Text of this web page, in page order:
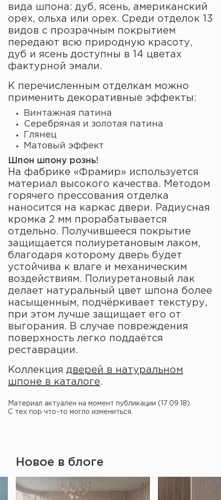
вида шпона: дуб, ясень, американский
орех, ольха или орех. Среди отделок 13
видов с прозрачным покрытием
передают всю природную красоту,
дуб и ясень доступны в 14 цветах
фактурной эмали.
К перечисленным отделкам можно
применить декоративные эффекты:
Винтажная патина
Серебряная и золотая патина
Глянец
Матовый эффект
Шпон шпону рознь!
На фабрике «Фрамир» используется
материал высокого качества. Методом
горячего прессования отделка
наносится на каркас двери. Радиусная
кромка 2 мм прорабатывается
отдельно. Получившееся покрытие
защищается полиуретановым лаком,
благодаря которому дверь будет
устойчива к влаге и механическим
воздействиям. Полиуретановый лак
делает натуральный цвет шпона более
насыщенным, подчёркивает текстуру,
при этом лучше защищает его от
выгорания. В случае повреждения
поверхность легко поддаётся
реставрации.
Коллекция дверей в натуральном
шпоне в каталоге.
Материал актуален на момент публикации (17.09.18).
С тех пор что-то могло измениться.
Новое в блоге